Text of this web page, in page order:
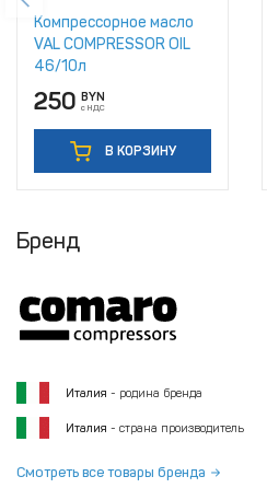
Компрессорное масло
VAL COMPRESSOR OIL
46/10л
250 BYN
с НДС
В КОРЗИНУ
Бренд
Италия - родина бренда
Италия - страна производитель
Смотреть все товары бренда